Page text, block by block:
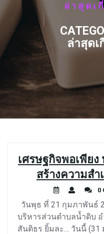
ล่าสุดเ
ล่าสุดเ
เศรษฐกิจพอเพีย
สร้างความสำ
0
วันพุธ ที่ 21 กุมภาพันธ์
บริหารส่วนตำบลน้ำดิบ
สันติธร ยิ้มละ… วันนี้ (31